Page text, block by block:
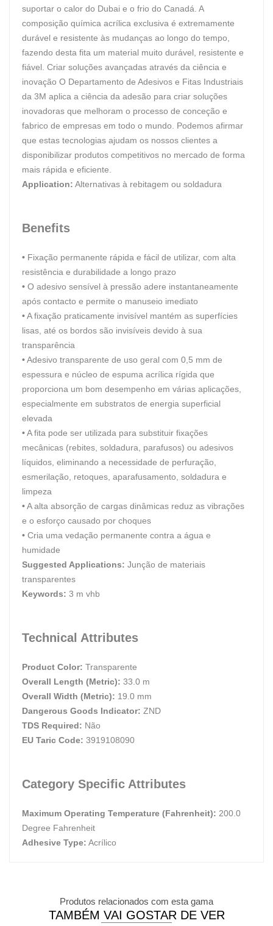
suportar o calor do Dubai e o frio do Canadá. A
composição química acrílica exclusiva é extremamente
durável e resistente às mudanças ao longo do tempo,
fazendo desta fita um material muito durável, resistente e
fiável. Criar soluções avançadas através da ciência e
inovação O Departamento de Adesivos e Fitas Industriais
da 3M aplica a ciência da adesão para criar soluções
inovadoras que melhoram o processo de conceção e
fabrico de empresas em todo o mundo. Podemos afirmar
que estas tecnologias ajudam os nossos clientes a
disponibilizar produtos competitivos no mercado de forma
mais rápida e eficiente.
Application: Alternativas à rebitagem ou soldadura
Benefits
• Fixação permanente rápida e fácil de utilizar, com alta
resistência e durabilidade a longo prazo
• O adesivo sensível à pressão adere instantaneamente
após contacto e permite o manuseio imediato
•A fixação praticamente invisível mantém as superfícies
lisas, até os bordos são invisíveis devido à sua
transparência
•Adesivo transparente de uso geral com 0,5 mm de
espessura e núcleo de espuma acrílica rígida que
proporciona um bom desempenho em várias aplicações,
especialmente em substratos de energia superficial
elevada
•A fita pode ser utilizada para substituir fixações
mecânicas (rebites, soldadura, parafusos) ou adesivos
líquidos, eliminando a necessidade de perfuração,
esmerilação, retoques, aparafusamento, soldadura e
limpeza
•A alta absorção de cargas dinâmicas reduz as vibrações
e o esforço causado por choques
• Cria uma vedação permanente contra a água e
humidade
Suggested Applications: Junção de materiais
transparentes
Keywords: 3 m vhb
Technical Attributes
Product Color: Transparente
Overall Length (Metric): 33.0 m
Overall Width (Metric): 19.0 mm
Dangerous Goods Indicator: ZND
TDS Required: Não
EU Taric Code: 3919108090
Category Specific Attributes
Maximum Operating Temperature (Fahrenheit): 200.0
Degree Fahrenheit
Adhesive Type: Acrílico
Produtos relacionados com esta gama
TAMBÉM VAI GOSTAR DE VER